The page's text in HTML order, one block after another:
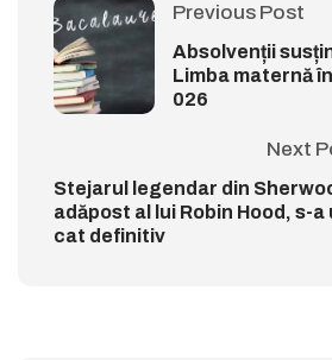
Previous Post
Absolvenții
Limba maternă
026
Next
Stejarul legendar din
adăpost al lui Robin Hood, s-a
cat definitiv